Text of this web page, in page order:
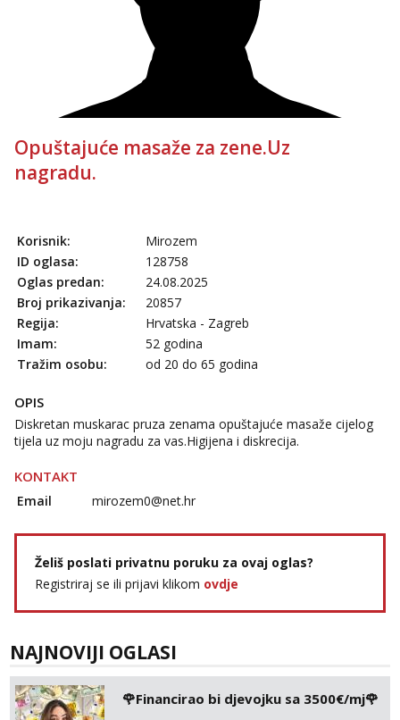
Opuštajuće masaže za zene.Uz
nagradu.
Korisnik:
Mirozem
ID oglasa:
128758
Oglas predan:
24.08.2025
Broj prikazivanja:
20857
Regija:
Hrvatska - Zagreb
Imam:
52 godina
Tražim osobu:
od 20 do 65 godina
OPIS
Diskretan muskarac pruza zenama opuštajuće masaže cijelog
tijela uz moju nagradu za vas.Higijena i diskrecija.
KONTAKT
Email mirozem0@net.hr
Želiš poslati privatnu poruku za ovaj oglas?
Registriraj se ili prijavi klikom ovdje
NAJNOVIJI OGLASI
🌹Financirao bi djevojku sa 3500€/mj🌹